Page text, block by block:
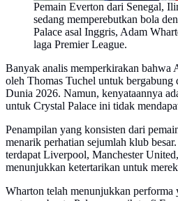
Pemain Everton dari Senegal,
sedang memperebutkan bola
Palace asal Inggris, Adam
laga Premier League.
Banyak analis memperkirakan bahwa
oleh Thomas Tuchel untuk bergabung
Dunia 2026. Namun, kenyataannya
untuk Crystal Palace ini tidak
Penampilan yang konsisten dari
menarik perhatian sejumlah klub
terdapat Liverpool, Manchester
menunjukkan ketertarikan untuk
Wharton telah menunjukkan performa